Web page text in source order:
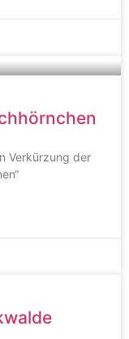
Verkürzung der